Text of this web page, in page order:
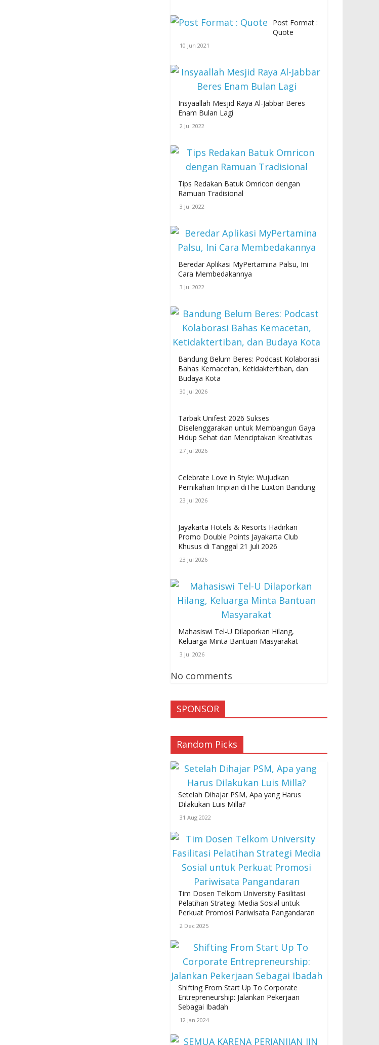
Post Format :
Quote
10 Jun 2021
Insyaallah Mesjid Raya Al-Jabbar Beres
Enam Bulan Lagi
2 Jul 2022
Tips Redakan Batuk Omricon dengan
Ramuan Tradisional
3 Jul 2022
Beredar Aplikasi MyPertamina Palsu, Ini
Cara Membedakannya
3 Jul 2022
Bandung Belum Beres: Podcast Kolaborasi
Bahas Kemacetan, Ketidaktertiban, dan
Budaya Kota
30 Jul 2026
Tarbak Unifest 2026 Sukses
Diselenggarakan untuk Membangun Gaya
Hidup Sehat dan Menciptakan Kreativitas
27 Jul 2026
Celebrate Love in Style: Wujudkan
Pernikahan Impian diThe Luxton Bandung
23 Jul 2026
Jayakarta Hotels & Resorts Hadirkan
Promo Double Points Jayakarta Club
Khusus di Tanggal 21 Juli 2026
23 Jul 2026
Mahasiswi Tel-U Dilaporkan Hilang,
Keluarga Minta Bantuan Masyarakat
3 Jul 2026
No comments
SPONSOR
Random Picks
Setelah Dihajar PSM, Apa yang Harus
Dilakukan Luis Milla?
31 Aug 2022
Tim Dosen Telkom University Fasilitasi
Pelatihan Strategi Media Sosial untuk
Perkuat Promosi Pariwisata Pangandaran
2 Dec 2025
Shifting From Start Up To Corporate
Entrepreneurship: Jalankan Pekerjaan
Sebagai Ibadah
12 Jan 2024